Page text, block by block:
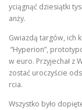
yciągnąć dziesiątki
anży.
Gwiazdą targów, ich
“Hyperion”,
w euro. Przyjechał z
zostać uroczyście
rcia.
Wszystko było